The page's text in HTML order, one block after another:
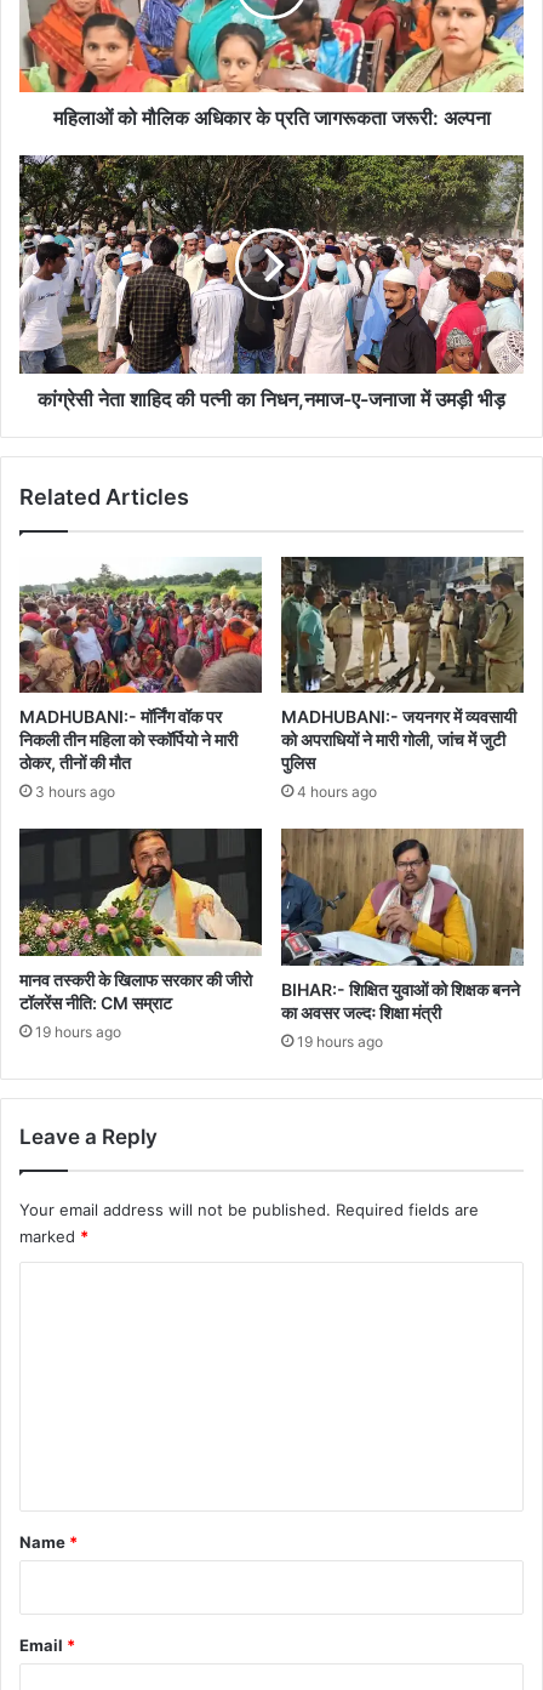
प्रति
जागरूकता
जरूरी:
अल्पना
महिलाओं को मौलिक अधिकार के प्रति जागरूकता जरूरी: अल्पना
कांग्रेसी
नेता
शाहिद
की
पत्नी
का
निधन,नमाज-
ए-
जनाजा
कांग्रेसी नेता शाहिद की पत्नी का निधन,नमाज-ए-जनाजा में उमड़ी भीड़
Related Articles
MADHUBANI:- मॉर्निंग वॉक पर
निकली तीन महिला को स्कॉर्पियो ने मारी
ठोकर, तीनों की मौत
3 hours ago
MADHUBANI:- जयनगर में व्यवसायी
को अपराधियों ने मारी गोली, जांच में जुटी
पुलिस
4 hours ago
मानव तस्करी के खिलाफ सरकार की जीरो
टॉलरेंस नीति: CM सम्राट
19 hours ago
BIHAR:- शिक्षित युवाओं को शिक्षक बनने
का अवसर जल्दः शिक्षा मंत्री
19 hours ago
Leave a Reply
Your email address will not be published. Required fields are
marked *
*
Name *
Email *